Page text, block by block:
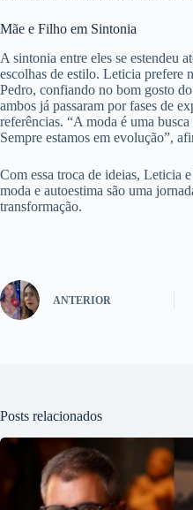
Mãe e Filho em Sintonia
A sintonia entre eles se estendeu
escolhas de estilo. Leticia prefere
Pedro, confiando no bom gosto
ambos já passaram por fases de
referências. “A moda é uma
Sempre estamos em evolução”,
Com essa troca de ideias, Leticia
moda e autoestima são uma
transformação.
ANTERIOR
Posts relacionados